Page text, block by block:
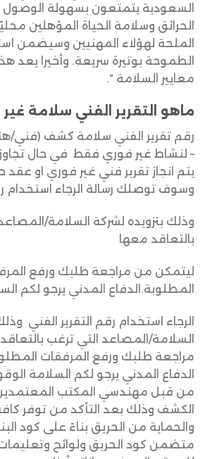
السعودية يتمتعون بسهولة الوصول
الحرائق وسلامة الحياة المؤهلين
الملحة لهؤلاء المهنيين وسيضمن
الطموحة بوتيرة سريعة. وأخيرا يعد
معايير السلامة “.
ماهو التقرير الفني سلامة
رقم تقرير الفني سلامة كشف
– لنشاط غير فوري فقط
يتم انجاز تقرير فني غير فوري او عقد
وسوف توصلك رسالة الرجاء استخدام
وذلك بتزويده لشركة السلامة/
بالتعاقد معها
ليتمكن من مراجعة طلبك ورفع
المطلوبة. الدفاع المدني يرجو لكم
الرجاء استخدام رقم التقرير الفني
السلامة/المصاعد التي ترغب
مراجعة طلبك ورفع المرفقات
الدفاع المدني يرجو لكم السلامة
من قبل مهندسي المكتب المعتمدين
الكشف وذلك بعد التأكد من توفر
والحماية من الحريق بناءً على كود
متضمن كود الحريق ولوائح وتعليمات